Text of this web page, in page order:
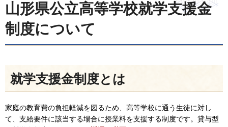
山形県公立高等学校就学支援金
制度について
就学支援金制度とは
家庭の教育費の負担軽減を図るため、高等学校に通う生徒に対し
て、支給要件に該当する場合に授業料を支援する制度です。貸与型